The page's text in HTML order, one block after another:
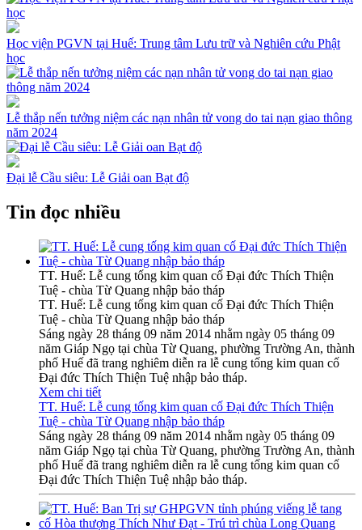
Học viện PGVN tại Huế: Trung tâm Lưu trữ và Nghiên cứu Phật
học
Lễ thắp nến tưởng niệm các nạn nhân tử vong do tai nạn giao thông
năm 2024
Đại lễ Cầu siêu: Lễ Giải oan Bạt độ
Tin đọc nhiều
TT. Huế: Lễ cung tống kim quan cố Đại đức Thích Thiện
Tuệ - chùa Từ Quang nhập bảo tháp
TT. Huế: Lễ cung tống kim quan cố Đại đức Thích Thiện
Tuệ - chùa Từ Quang nhập bảo tháp
Sáng ngày 28 tháng 09 năm 2014 nhằm ngày 05 tháng 09
năm Giáp Ngọ tại chùa Từ Quang, phường Trường An, thành
phố Huế đã trang nghiêm diễn ra lễ cung tống kim quan cố
Đại đức Thích Thiện Tuệ nhập bảo tháp.
Xem chi tiết
TT. Huế: Lễ cung tống kim quan cố Đại đức Thích Thiện
Tuệ - chùa Từ Quang nhập bảo tháp
Sáng ngày 28 tháng 09 năm 2014 nhằm ngày 05 tháng 09
năm Giáp Ngọ tại chùa Từ Quang, phường Trường An, thành
phố Huế đã trang nghiêm diễn ra lễ cung tống kim quan cố
Đại đức Thích Thiện Tuệ nhập bảo tháp.